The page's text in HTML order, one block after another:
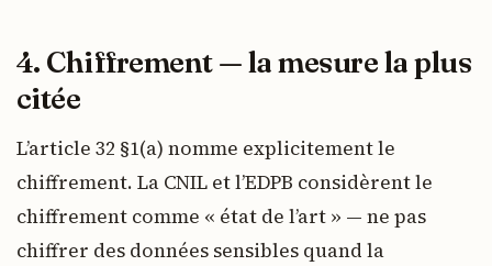
4. Chiffrement — la mesure la plus
citée
L’article 32 §1(a) nomme explicitement le
chiffrement. La CNIL et l’EDPB considèrent le
chiffrement comme « état de l’art » — ne pas
chiffrer des données sensibles quand la